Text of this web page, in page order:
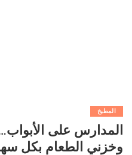
المطبخ
المدارس على
وخزني الطعام بكل